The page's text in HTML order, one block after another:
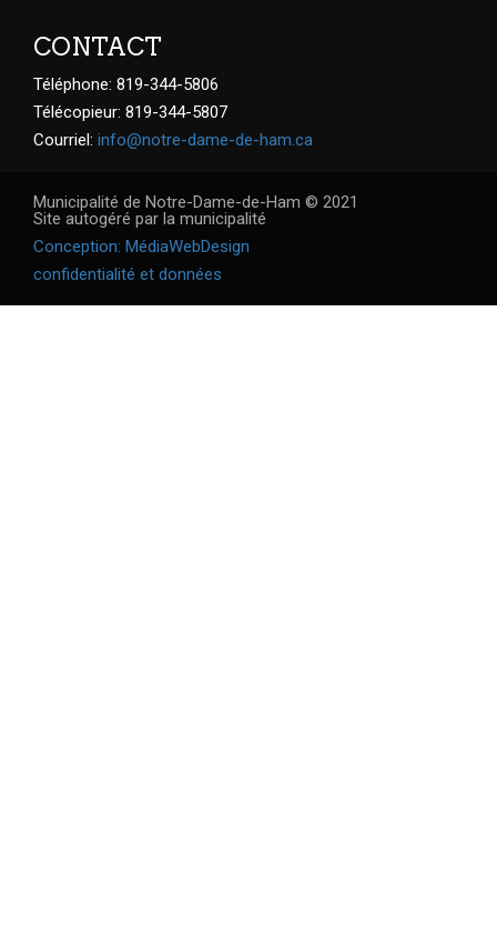
CONTACT
Téléphone: 819-344-5806
Télécopieur: 819-344-5807
Courriel: info@notre-dame-de-ham.ca
Municipalité de Notre-Dame-de-Ham © 2021
Site autogéré par la municipalité
Conception: MédiaWebDesign
confidentialité et données